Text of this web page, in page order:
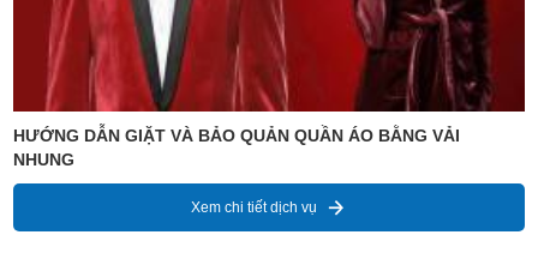
HƯỚNG DẪN GIẶT VÀ BẢO QUẢN QUẦN ÁO BẰNG VẢI
NHUNG
Xem chi tiết dịch vụ